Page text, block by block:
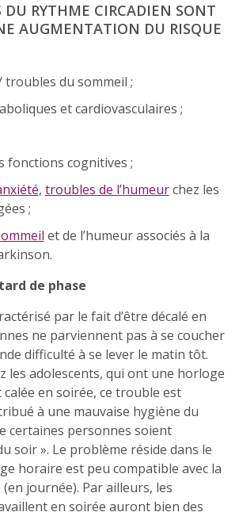
DU RYTHME CIRCADIEN SONT
AUGMENTATION DU RISQUE
troubles du sommeil ;
et cardiovasculaires ;
fonctions cognitives ;
, troubles de l’humeurchez les
;
et de l’humeur associés à la
de phase
par le fait d’être décalé en
ne parviennent pas à se coucher
difficulté à se lever le matin tôt.
les adolescents, qui ont une horloge
en soirée, ce trouble est
à une mauvaise hygiène du
certaines personnes soient
soir ». Le problème réside dans le
horaire est peu compatible avec la
journée). Par ailleurs, les
en soirée auront bien des